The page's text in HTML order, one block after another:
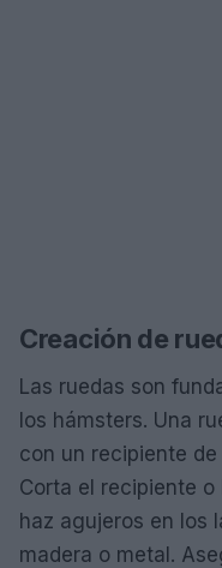
Creación de
Las ruedas son
los hámsters. Una
con un recipiente
Corta el recipiente
haz agujeros en los
madera o metal.